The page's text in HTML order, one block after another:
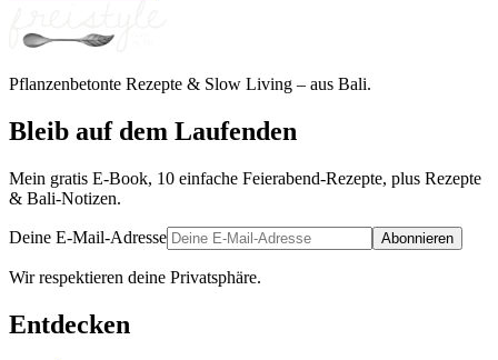
Pflanzenbetonte Rezepte & Slow Living – aus Bali.
Bleib auf dem Laufenden
Mein gratis E-Book, 10 einfache Feierabend-Rezepte, plus Rezepte
& Bali-Notizen.
Deine E-Mail-Adresse Abonnieren
Wir respektieren deine Privatsphäre.
Entdecken